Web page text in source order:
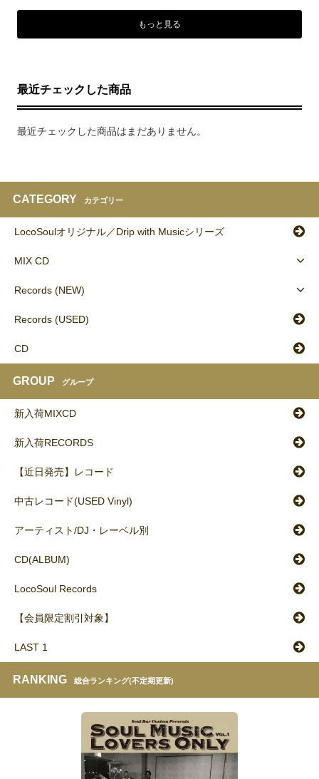
もっと見る
最近チェックした商品
最近チェックした商品はまだありません。
CATEGORY カテゴリー
LocoSoulオリジナル／Drip with Musicシリーズ
MIX CD
Records (NEW)
Records (USED)
CD
GROUP グループ
新入荷MIXCD
新入荷RECORDS
【近日発売】レコード
中古レコード(USED Vinyl)
アーティスト/DJ・レーベル別
CD(ALBUM)
LocoSoul Records
【会員限定割引対象】
LAST 1
RANKING 総合ランキング(不定期更新)